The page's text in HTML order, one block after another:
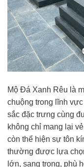
Mộ Đá Xanh Rêu là
chuộng trong lĩnh
sắc đặc trưng cùng
không chỉ mang lại
còn thể hiện sự tôn
thường được lựa
lớn, sang trọng, phù